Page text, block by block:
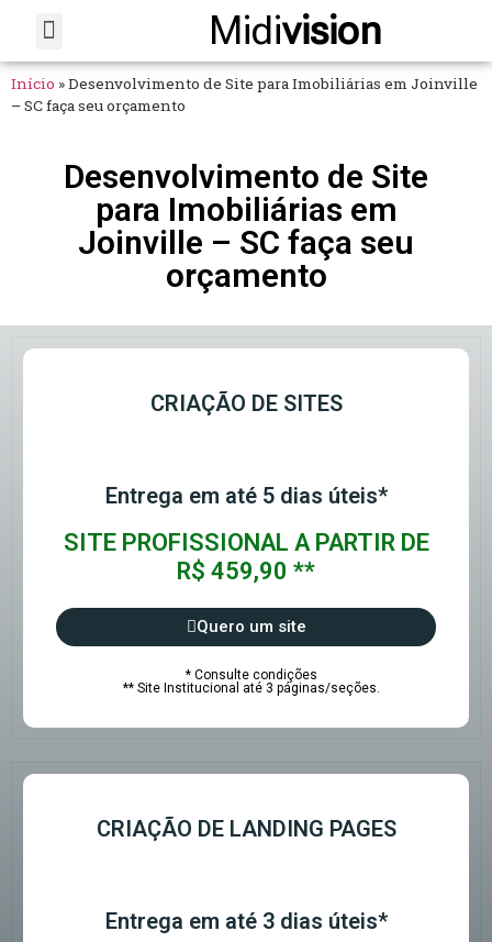
Midivision
Início »Desenvolvimento de Site para Imobiliárias em Joinville
– SC faça seu orçamento
Desenvolvimento de Site
para Imobiliárias em
Joinville – SC faça seu
orçamento
CRIAÇÃO DE SITES
Entrega em até 5 dias úteis*
SITE PROFISSIONAL A PARTIR DE
R$ 459,90 **
Quero um site
* Consulte condições
** Site Institucional até 3 páginas/seções.
CRIAÇÃO DE LANDING PAGES
Entrega em até 3 dias úteis*